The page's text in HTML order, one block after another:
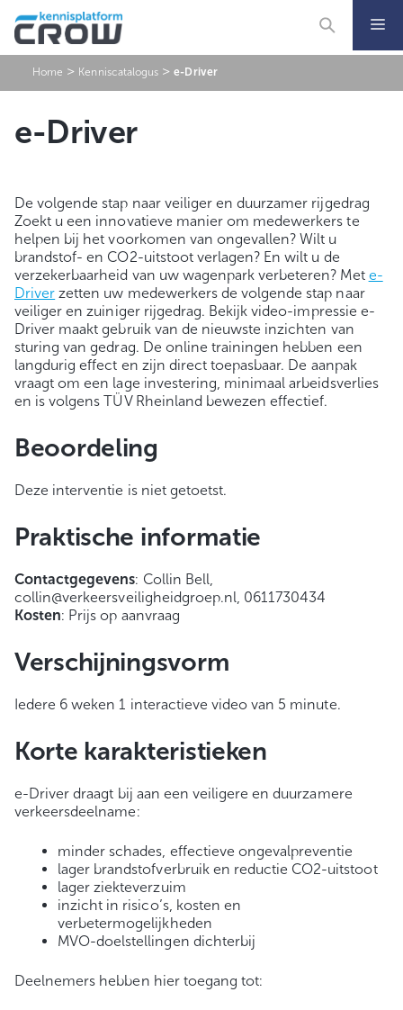
naar
de
Home > Kenniscatalogus >e-Driver
e-Driver
De volgende stap naar veiliger en duurzamer rijgedrag
Zoekt u een innovatieve manier om medewerkers te
helpen bij het voorkomen van ongevallen? Wilt u
brandstof- en CO2-uitstoot verlagen? En wilt u de
verzekerbaarheid van uw wagenpark verbeteren? Met e-
Driver zetten uw medewerkers de volgende stap naar
veiliger en zuiniger rijgedrag. Bekijk video-impressie e-
Driver maakt gebruik van de nieuwste inzichten van
sturing van gedrag. De online trainingen hebben een
langdurig effect en zijn direct toepasbaar. De aanpak
vraagt om een lage investering, minimaal arbeidsverlies
en is volgens TÜV Rheinland bewezen effectief.
Beoordeling
Deze interventie is niet getoetst.
Praktische informatie
Contactgegevens: Collin Bell,
collin@verkeersveiligheidgroep.nl, 0611730434
Kosten: Prijs op aanvraag
Verschijningsvorm
Iedere 6 weken 1 interactieve video van 5 minute.
Korte karakteristieken
e-Driver draagt bij aan een veiligere en duurzamere
verkeersdeelname:
minder schades, effectieve ongevalpreventie
lager brandstofverbruik en reductie CO2-uitstoot
lager ziekteverzuim
inzicht in risico’s, kosten en
verbetermogelijkheden
MVO-doelstellingen dichterbij
Deelnemers hebben hier toegang tot: